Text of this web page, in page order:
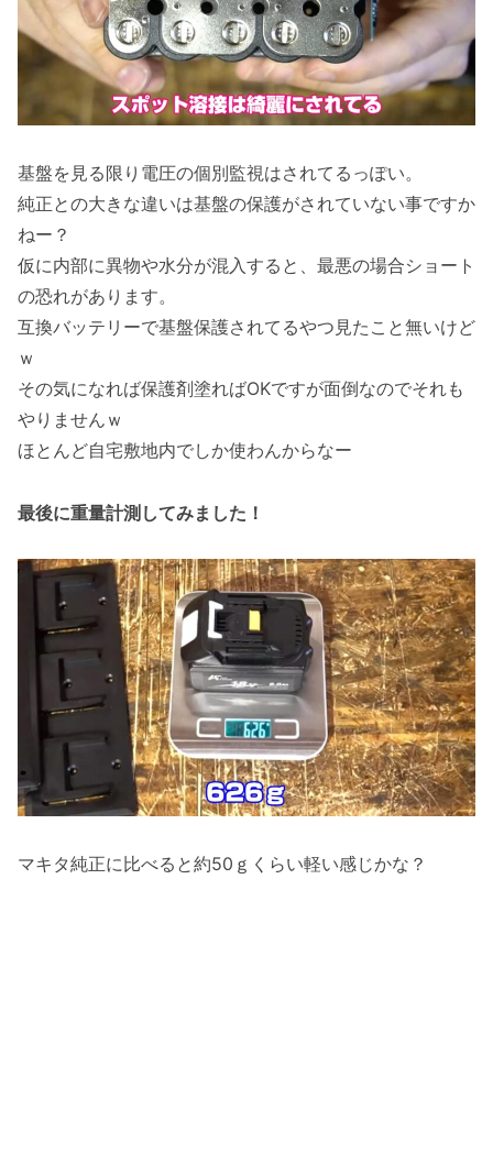
基盤を見る限り電圧の個別監視はされてるっぽい。
純正との大きな違いは基盤の保護がされていない事ですか
ねー？
仮に内部に異物や水分が混入すると、最悪の場合ショート
の恐れがあります。
互換バッテリーで基盤保護されてるやつ見たこと無いけど
ｗ
その気になれば保護剤塗ればOKですが面倒なのでそれも
やりませんｗ
ほとんど自宅敷地内でしか使わんからなー
最後に重量計測してみました！
マキタ純正に比べると約50ｇくらい軽い感じかな？